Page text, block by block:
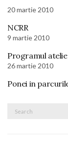
20 martie 2010
NCRR
9 martie 2010
Programul
26 martie 2010
Ponei in